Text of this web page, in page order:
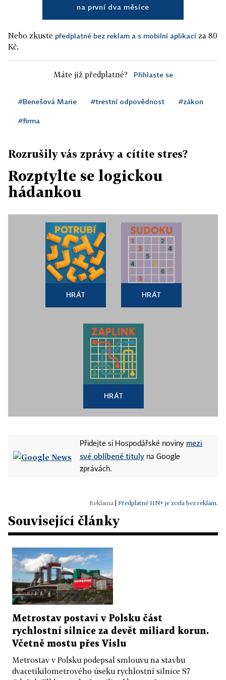
na první dva měsíce
Nebo zkuste předplatné bez reklam a s mobilní aplikací za 80
Kč.
Máte již předplatné? Přihlaste se
#Benešová Marie #trestní odpovědnost #zákon
#firma
Rozrušily vás zprávy a cítíte stres?
Rozptylte se logickou
hádankou
HRÁT HRÁT
HRÁT
Přidejte si Hospodářské noviny mezi
své oblíbené tituly na Google
zprávách.
Předplatné HN+ je zcela bez reklam.
Související články
Metrostav postaví v Polsku část
rychlostní silnice za devět miliard korun.
Včetně mostu přes Vislu
Metrostav v Polsku podepsal smlouvu na stavbu
dvacetikilometrového úseku rychlostní silnice S7